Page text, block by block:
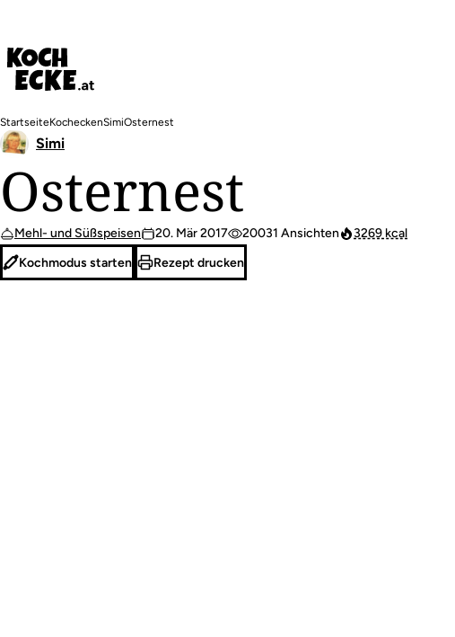
Inhalt
Pfadnavigation
StartseiteKocheckenSimiOsternest
Osternest
Mehl- und Süßspeisen 20. Mär 2017 20031 Ansichten 3269 kcal
Simi
Kochmodus starten Rezept drucken